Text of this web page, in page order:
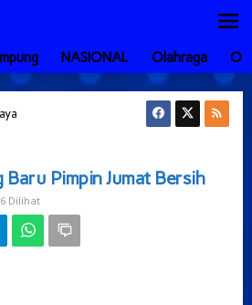
NASIONAL Olahraga
Pimpin
Jumat
Bersih
Baru Pimpin Jumat Bersih
Dilihat